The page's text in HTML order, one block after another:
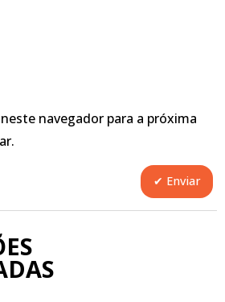
navegador para a próxima